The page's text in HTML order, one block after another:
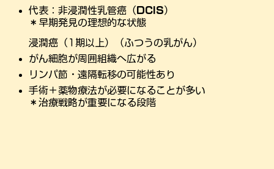
代表：非浸潤性乳管癌（ DCIS）
＊早期発見の理想的な状態
浸潤癌（1期以上）（ふつうの乳がん）
がん細胞が周囲組織へ広がる
リンパ節・遠隔転移の可能性あり
手術＋薬物療法が必要になることが多い
＊治療戦略が重要になる段階